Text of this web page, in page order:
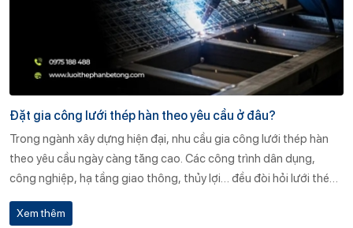
Đặt gia công lưới thép hàn theo yêu cầu ở đâu?
Trong ngành xây dựng hiện đại, nhu cầu gia công lưới thép hàn
theo yêu cầu ngày càng tăng cao. Các công trình dân dụng,
công nghiệp, hạ tầng giao thông, thủy lợi… đều đòi hỏi lưới thép
hàn đúng kích thước, quy cách, tiêu chuẩn kỹ thuật để đảm bảo
chất lượng thi công, độ an toàn và tuổi thọ công trình. Tuy nhiên,
Xem thêm